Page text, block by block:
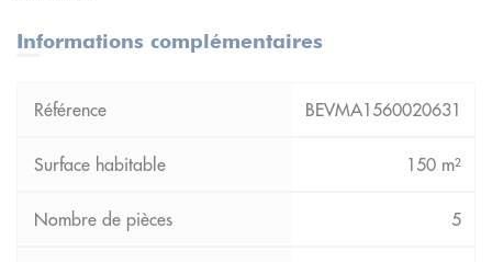
Informations complémentaires
BEVMA1560020631
150 m²
5